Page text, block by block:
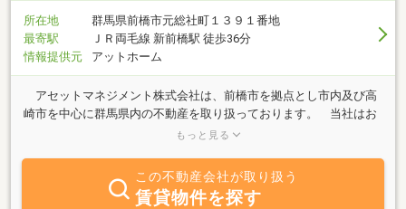
所在地
群馬県前橋市元総社町１３９１番地
最寄駅
ＪＲ両毛線 新前橋駅 徒歩36分
情報提供元
アットホーム
アセットマネジメント株式会社は、前橋市を拠点とし市内及び高
崎市を中心に群馬県内の不動産を取り扱っております。 当社はお
客様の大切な不動産の利用価値の増進を図ることで地域の発展に貢
業を目指し、お客様が安心して不動産の購入や売却ができるよう
日々模索しております。 不動産に関する事はなんなりとお気軽に
もっと見る
この不動産会社が取り扱う
賃貸物件を探す